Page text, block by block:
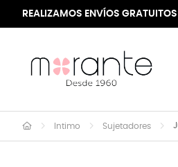
REALIZAMOS ENVÍOS
Intimo Sujetadores